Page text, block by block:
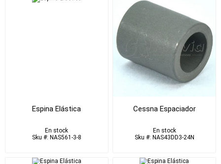
Espina Elástica
En stock
Sku #: NAS561-3-8
Cessna Espaciador
En stock
Sku #: NAS43DD3-24N